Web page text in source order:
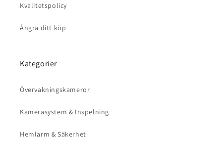
Kvalitetspolicy
Ångra ditt köp
Kategorier
Övervakningskameror
Kamerasystem & Inspelning
Hemlarm & Säkerhet